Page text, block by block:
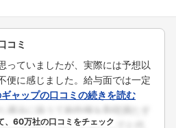
コミ
っていましたが、実際には予想以
便に感じました。給与面では一定
ャップの口コミの続きを読む
、60万社の口コミをチェック